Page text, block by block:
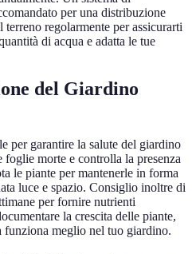
per una distribuzione
regolarmente per assicurarti
di acqua e adatta le tue
del Giardino
per garantire la salute del giardino
morte e controlla la presenza
le piante per mantenerle in forma
luce e spazio. Consiglio inoltre di
per fornire nutrienti
la crescita delle piante,
funziona meglio nel tuo giardino.